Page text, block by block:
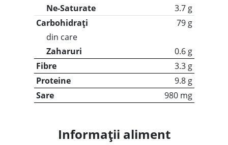
Ne-Saturate
3.7 g
Carbohidrați
79 g
din care
Zaharuri
0.6 g
Fibre
3.3 g
Proteine
9.8 g
Sare
980 mg
Informații aliment